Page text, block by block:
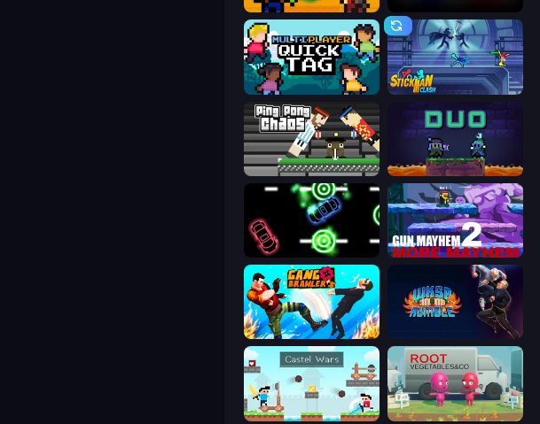
Castle Wars: Modern
Multiplayer Quick Tag Stickman Clash
Ping Pong Chaos Duo
Glowit - Two Players Gun Mayhem 2
Gang Brawlers
Castle Wars Root Vegetables & Co